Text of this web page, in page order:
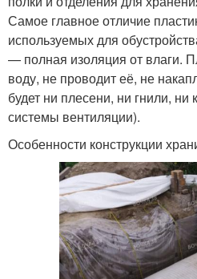
Самое главное отличие
используемых для
— полная изоляция от влаги.
воду, не проводит её, не
будет ни плесени, ни гнили, ни
системы вентиляции).
Особенности конструкции